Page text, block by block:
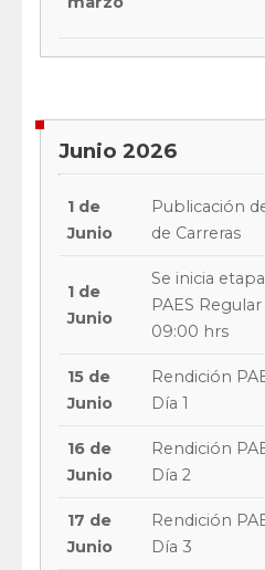
Junio 2026
1 de
Junio
Publicación
de Carreras
1 de
Junio
Se inicia
PAES Regular
09:00 hrs
15 de
Junio
Rendición
Día 1
16 de
Junio
Rendición
Día 2
17 de
Junio
Rendición
Día 3